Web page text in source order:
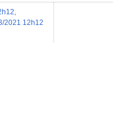
2021 12h12